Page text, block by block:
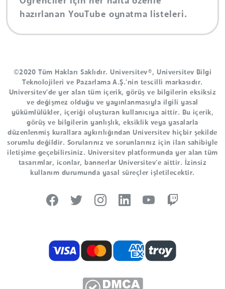
hazırlanan YouTube oynatma listeleri.
©2020 Tüm Hakları Saklıdır. Universitev®, Universitev Bilgi
Teknolojileri ve Pazarlama A.Ş.'nin tescilli markasıdır.
Universitev'de yer alan tüm içerik, görüş ve bilgilerin eksiksiz
ve değişmez olduğu ve yayınlanmasıyla ilgili yasal
yükümlülükler, içeriği oluşturan kullanıcıya aittir. Bu içerik,
görüş ve bilgilerin yanlışlık, eksiklik veya yasalarla
düzenlenmiş kurallara aykırılığından Universitev hiçbir şekilde
sorumlu değildir. Sorularınız ve sorunlarınız için ilan sahibiyle
iletişime geçebilirsiniz. Universitev platformunda yer alan tüm
tasarımlar, iconlar, bannerlar Universitev'e aittir. İzinsiz
kullanım durumunda yasal süreçler işletilecektir.